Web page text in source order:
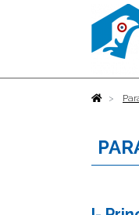
Accueil